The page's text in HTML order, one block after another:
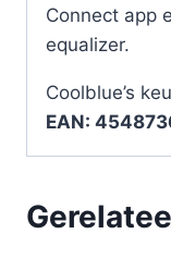
Connect app
equalizer.
Coolblue’s
EAN: